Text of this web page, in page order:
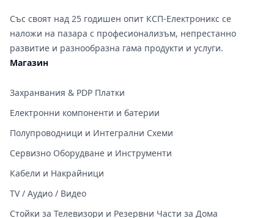
Със своят над 25 годишен опит КСП-Електроникс се
наложи на пазара с професионализъм, непрестанно
развитие и разнообразна гама продукти и услуги.
Магазин
Захранвания & PDP Платки
Електронни компоненти и батерии
Полупроводници и Интегрални Схеми
Сервизно Оборудване и Инструменти
Кабели и Накрайници
TV / Аудио / Видео
Стойки за Телевизори и Резервни Части за Дома